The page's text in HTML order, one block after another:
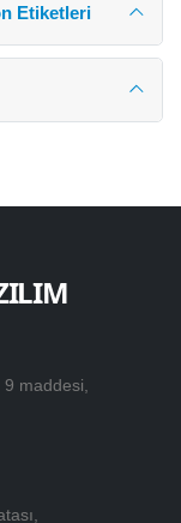
Etiketleri
maddesi,